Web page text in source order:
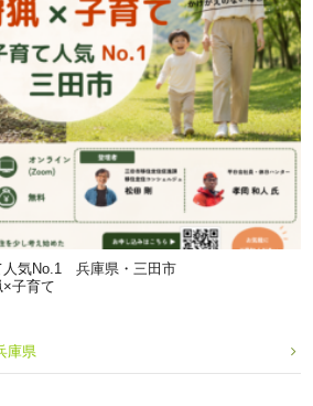
人気No.1 兵庫県・三田市
子育て
庫県